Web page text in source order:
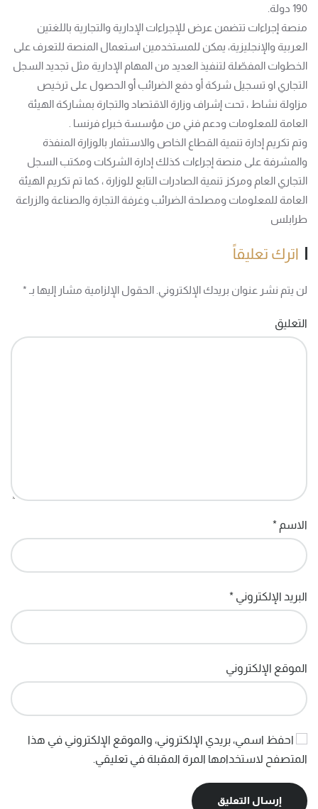
190 دولة.
منصة إجراءات تتضمن عرض للإجراءات الإدارية والتجارية باللغتين
العربية والإنجليزية، يمكن للمستخدمين استعمال المنصة للتعرف على
الخطوات المفصّلة لتنفيذ العديد من المهام الإدارية مثل تجديد السجل
التجاري او تسجيل شركة أو دفع الضرائب أو الحصول على ترخيص
مزاولة نشاط ، تحت إشراف وزارة الاقتصاد والتجارة بمشاركة الهيئة
العامة للمعلومات ودعم فني من مؤسسة خبراء فرنسا .
وتم تكريم إدارة تنمية القطاع الخاص والاستثمار بالوزارة المنفذة
والمشرفة على منصة إجراءات كذلك إدارة الشركات ومكتب السجل
التجاري العام ومركز تنمية الصادرات التابع للوزارة ، كما تم تكريم الهيئة
العامة للمعلومات ومصلحة الضرائب وغرفة التجارة والصناعة والزراعة
طرابلس
اترك تعليقاً
لن يتم نشر عنوان بريدك الإلكتروني. الحقول الإلزامية مشار إليها بـ *
التعليق
الاسم *
البريد الإلكتروني *
الموقع الإلكتروني
احفظ اسمي، بريدي الإلكتروني، والموقع الإلكتروني في هذا
المتصفح لاستخدامها المرة المقبلة في تعليقي.
إرسال التعليق